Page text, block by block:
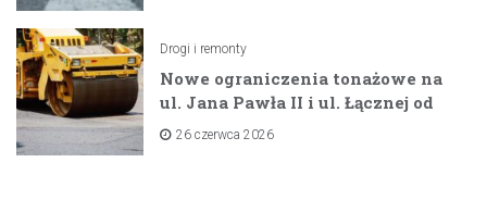
Drogi i remonty
Nowe ograniczenia tonażowe na
ul. Jana Pawła II i ul. Łącznej od
lipca 2026 roku
26 czerwca 2026